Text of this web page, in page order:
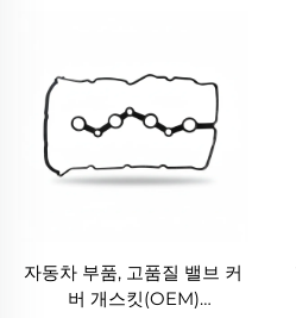
자동차 부품, 고품질 밸브 커
버 개스킷(OEM)